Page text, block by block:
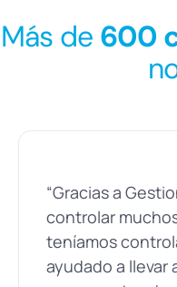
Más de 600
“Gracias a
controlar
teníamos
ayudado a llevar